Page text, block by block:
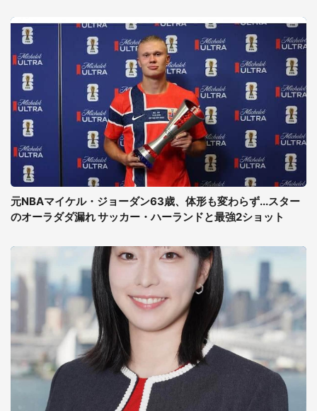
元NBAマイケル・ジョーダン63歳、体形も変わらず...スター
のオーラダダ漏れ サッカー・ハーランドと最強2ショット